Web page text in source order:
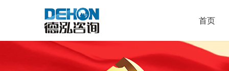
首页